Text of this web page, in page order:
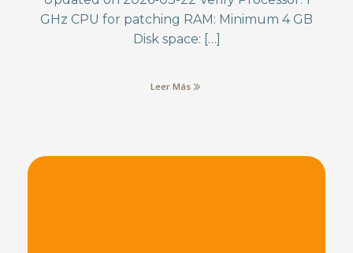
GHz CPU for patching RAM: Minimum 4 GB
Disk space: […]
Leer Más